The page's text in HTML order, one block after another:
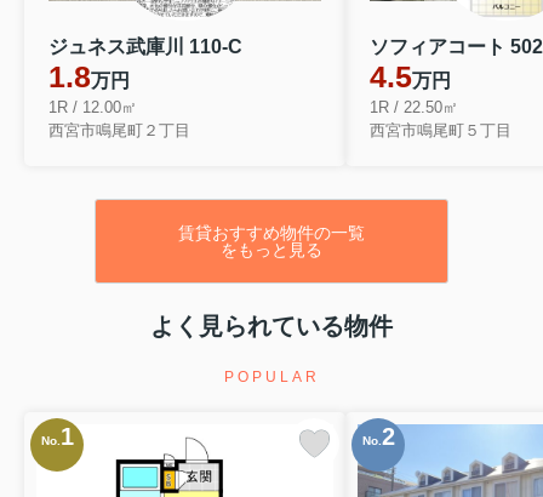
ジュネス武庫川 110-C
1.8万円
1R / 12.00㎡
西宮市鳴尾町２丁目
ソフィアコート 502
4.5万円
1R / 22.50㎡
西宮市鳴尾町５丁目
賃貸おすすめ物件の一覧
をもっと見る
よく見られている物件
POPULAR
No. 1 No. 2